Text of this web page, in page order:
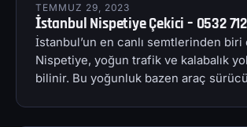
TEMMUZ 29, 2023
İstanbul Nispetiye Çekici – 0532
İstanbul’un en canlı semtlerinden biri
Nispetiye, yoğun trafik ve kalabalık
bilinir. Bu yoğunluk bazen araç